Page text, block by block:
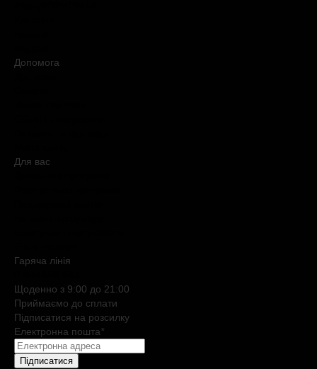
Допомога
Для вас
Гаряча лiнiя
Щоденно з 9:00 до 21:00
Приймаємо до сплати
Підписатися на розсилку
Електронна пошта*
Підписатися